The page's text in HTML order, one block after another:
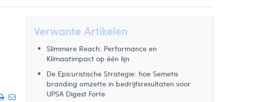
Verwante Artikelen
Slimmere Reach: Performance en
Klimaatimpact op één lijn
De Epicuristische Strategie: hoe Semetis
branding omzette in bedrijfsresultaten voor
UPSA Digest Forte